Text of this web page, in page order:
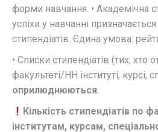
форми навчання. • Академічна
успіхи у навчанні призначається
стипендіатів. Єдина умова:
• Списки стипендіатів (тих, хто
факультеті/НН інституті, курсі,
оприлюднюються.
Кількість стипендіатів по
інститутам, курсам,